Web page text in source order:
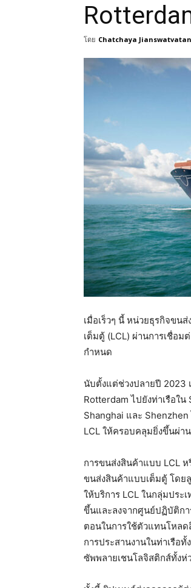
โดย Chatchaya
เมื่อเร็วๆ นี้ หน่วยธุรกิจขน
เต็มตู้ (LCL) ผ่านการเชื่อม
กำหนด
นับตั้งแต่ช่วงปลายปี 2023
Rotterdam ไปยังท่าเรือใ
Shanghai และ
LCL ให้ครอบคลุมยิ่งขึ้นผ่า
การขนส่งสินค้าแบบ LCL
ขนส่งสินค้าแบบเต็มตู้ โดย
ให้บริการ LCL ในกลุ่มประ
ขึ้นและลงจากศูนย์ปฏิบัติกา
ตอนในการใช้ตัวแทนโหลด
การประสานงานในท่าเรือ
ซัพพลายเชนโลจิสติกส์ทั้งห่